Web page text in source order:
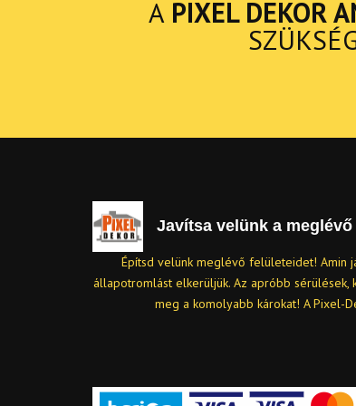
A PIXEL DEKOR
Javítsa velünk a
Építsd velünk meglévő felületeidet! Amin
állapotromlást elkerüljük. Az apróbb
meg a komolyabb károkat! A Pixel-